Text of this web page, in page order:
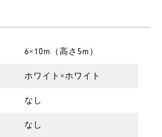
6×10m（高さ5m）
ホワイト×ホワイト
なし
なし